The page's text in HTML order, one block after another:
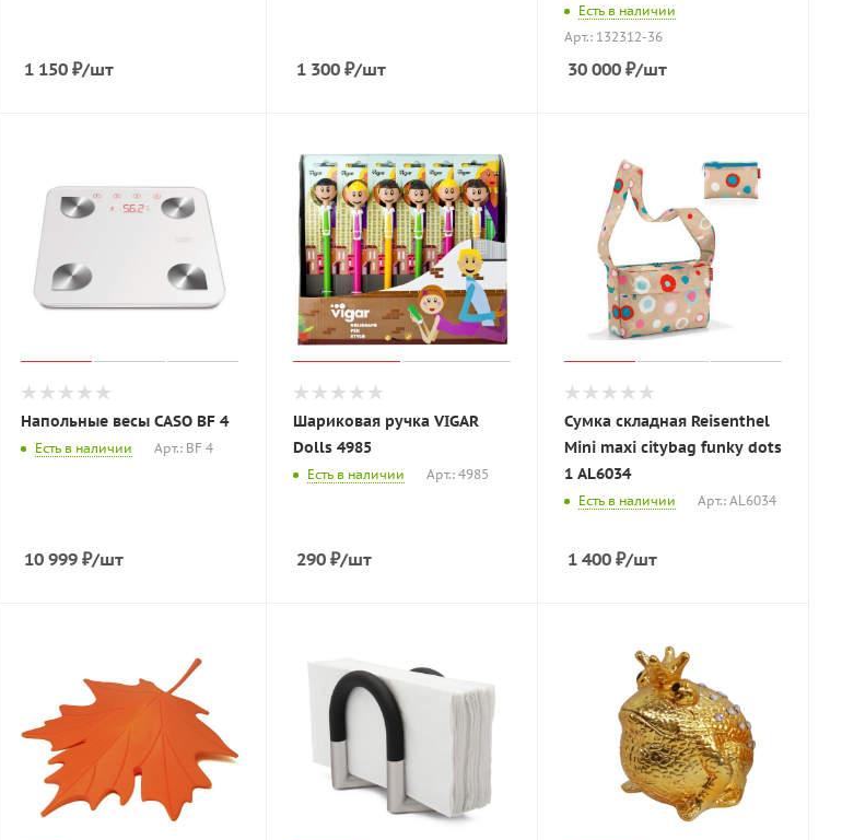
1 150 ₽/шт 1 300₽/шт
Есть в наличии
Арт.: 132312-36
30 000₽/шт
Напольные весы CASO BF 4
Есть в наличии Арт.: BF 4
10 999 ₽/шт
Шариковая ручка VIGAR
Dolls 4985
Есть в наличии Арт.: 4985
290₽/шт
Сумка складная Reisenthel
Mini maxi citybag funky dots
1 AL6034
Есть в наличии Арт.: AL6034
1 400₽/шт